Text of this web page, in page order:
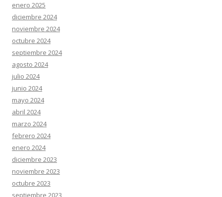
enero 2025
diciembre 2024
noviembre 2024
octubre 2024
septiembre 2024
agosto 2024
julio 2024
junio 2024
mayo 2024
abril 2024
marzo 2024
febrero 2024
enero 2024
diciembre 2023
noviembre 2023
octubre 2023
septiembre 2023